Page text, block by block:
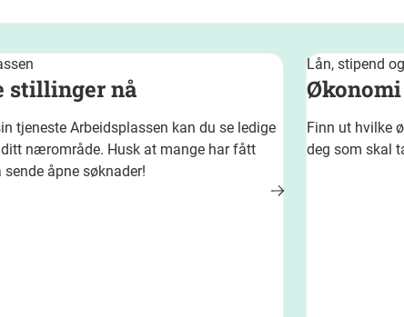
stillinger nå
tjeneste Arbeidsplassen kan du se ledige
nærområde. Husk at mange har fått
sende åpne søknader!
Lån, stipend
Finn ut hvilke
deg som skal